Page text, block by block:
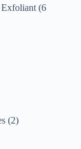
6
2